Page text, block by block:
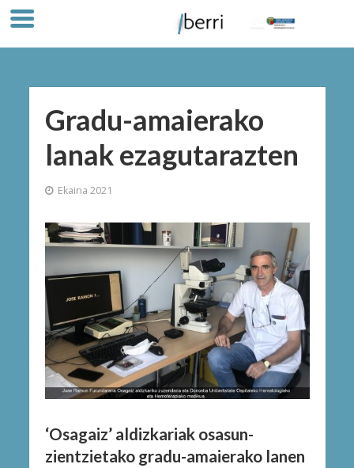
Gradu-amaierako
lanak ezagutarazten
Ekaina 2021
‘Osagaiz’ aldizkariak osasun-
zientzietako gradu-amaierako lanen